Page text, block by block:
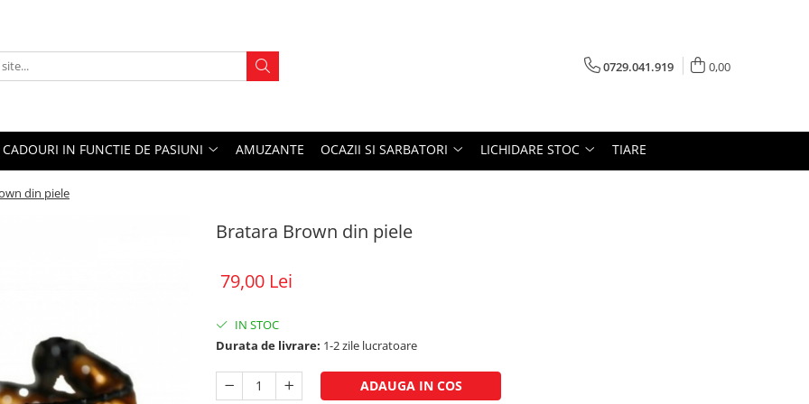
0729.041.919 0,00
CADOURI IN FUNCTIE DE PASIUNI AMUZANTE OCAZII SI SARBATORI LICHIDARE STOC TIARE
din piele
Bratara Brown din piele
79,00 Lei
IN STOC
Durata de livrare: 1-2 zile lucratoare
ADAUGA IN COS